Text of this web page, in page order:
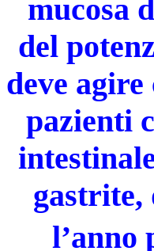
mucosa
del
deve
pazienti
gastrite,
l’anno